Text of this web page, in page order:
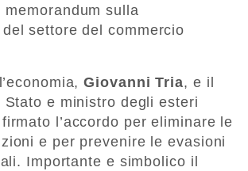
sulla
settore del commercio
Giovanni Tria, e il
Stato e ministro degli esteri
l’accordo per eliminare le
e per prevenire le evasioni
Importante e simbolico il